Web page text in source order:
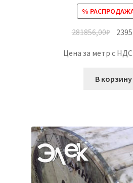
%
281856,00₽
Цена за метр с НДС
В корзину